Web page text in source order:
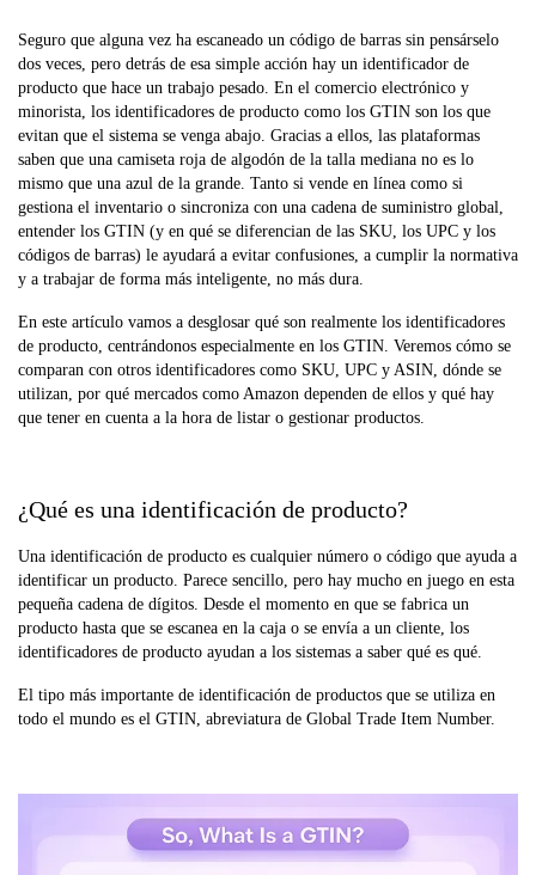
Seguro que alguna vez ha escaneado un código de barras sin pensárselo
dos veces, pero detrás de esa simple acción hay un identificador de
producto que hace un trabajo pesado. En el comercio electrónico y
minorista, los identificadores de producto como los GTIN son los que
evitan que el sistema se venga abajo. Gracias a ellos, las plataformas
saben que una camiseta roja de algodón de la talla mediana no es lo
mismo que una azul de la grande. Tanto si vende en línea como si
gestiona el inventario o sincroniza con una cadena de suministro global,
entender los GTIN (y en qué se diferencian de las SKU, los UPC y los
códigos de barras) le ayudará a evitar confusiones, a cumplir la normativa
y a trabajar de forma más inteligente, no más dura.
En este artículo vamos a desglosar qué son realmente los identificadores
de producto, centrándonos especialmente en los GTIN. Veremos cómo se
comparan con otros identificadores como SKU, UPC y ASIN, dónde se
utilizan, por qué mercados como Amazon dependen de ellos y qué hay
que tener en cuenta a la hora de listar o gestionar productos.
¿Qué es una identificación de producto?
Una identificación de producto es cualquier número o código que ayuda a
identificar un producto. Parece sencillo, pero hay mucho en juego en esta
pequeña cadena de dígitos. Desde el momento en que se fabrica un
producto hasta que se escanea en la caja o se envía a un cliente, los
identificadores de producto ayudan a los sistemas a saber qué es qué.
El tipo más importante de identificación de productos que se utiliza en
todo el mundo es el GTIN, abreviatura de Global Trade Item Number.